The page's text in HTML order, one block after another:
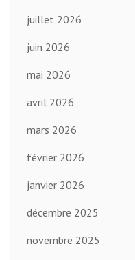
juillet 2026
juin 2026
mai 2026
avril 2026
mars 2026
février 2026
janvier 2026
décembre 2025
novembre 2025